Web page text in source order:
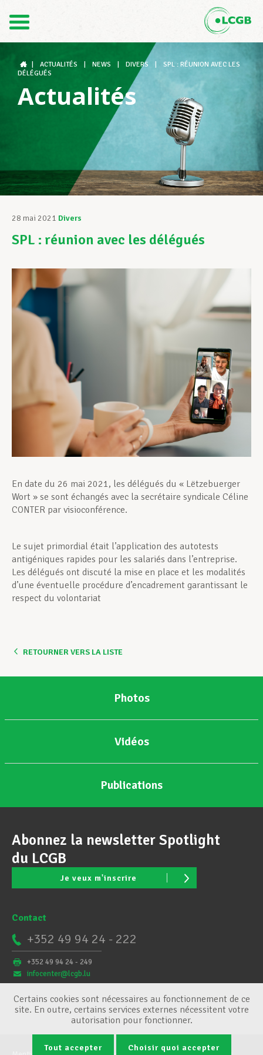
DE
Le LCGB
Structures syndicales
Assistance au Travail
Vos droits
Assistance en vie privée
Développement professionnel
Devenir Membre
Actualités
ACTUALITÉS NEWS DIVERS
SPL : RÉUNION AVEC LES
DÉLÉGUÉS
Actualités
28 mai 2021 Divers
SPL : réunion avec les délégués
En date du 26 mai 2021, les délégués du « Lëtzebuerger
Wort » se sont échangés avec la secrétaire syndicale Céline
CONTER par visioconférence.
Le sujet primordial était l’application des autotests
antigéniques rapides pour les salariés dans l’entreprise.
Les délégués ont discuté la mise en place et les modalités
d’une éventuelle procédure d’encadrement garantissant le
respect du volontariat
RETOURNER VERS LA LISTE
Photos
Vidéos
Publications
Abonnez la newsletter Spotlight
du LCGB
Je veux m'inscrire
Contact
+352 49 94 24 - 222
+352 49 94 24 - 249
infocenter@lcgb.lu
Certains cookies sont nécessaires au fonctionnement de ce
site. En outre, certains services externes nécessitent votre
autorisation pour fonctionner.
Tout accepter Choisir quoi accepter